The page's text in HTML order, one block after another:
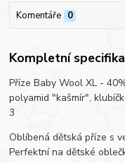
Komentáře 0
Kompletní
Příze Baby Wool XL -
polyamid "kašmír",
3
Oblíbená dětská příze s
Perfektní na dětské